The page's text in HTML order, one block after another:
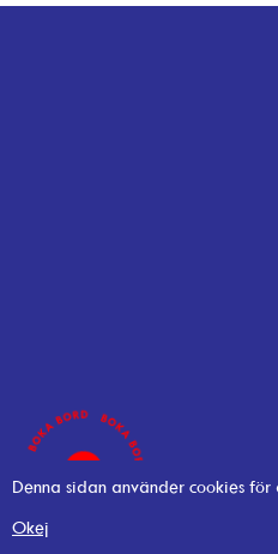
Denna sidan använder cookies
Okej